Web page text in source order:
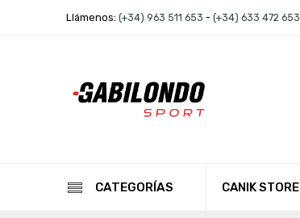
Llámenos: (+34) 963 511 653 - (+34) 633 472 653
CATEGORÍAS CANIK STORE